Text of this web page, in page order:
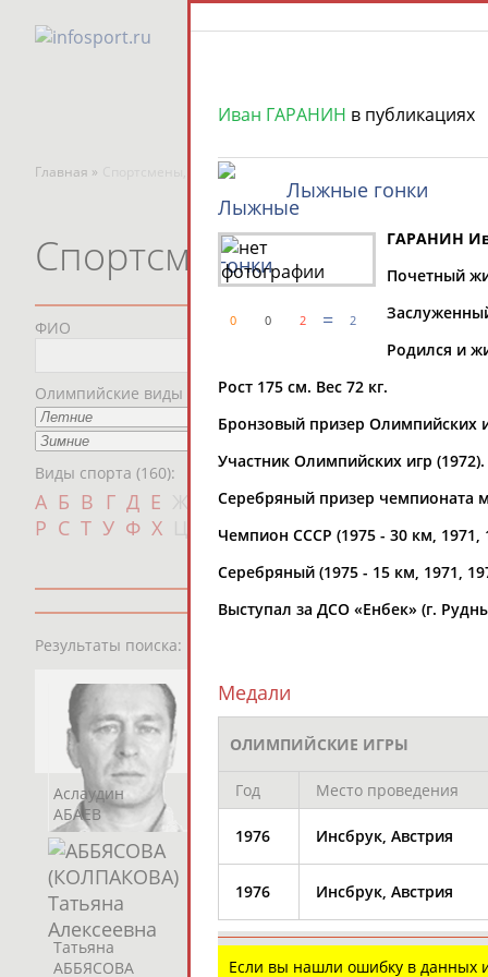
Главная » Спортсмены, тренеры и специалисты
Спортсмены, тренеры и
ФИО
Олимпийские виды спорта
Виды спорта (160):
А Б В Г Д Е И К Л М Н О П
Р С Т У Ф Х Ш Щ Э Ю Я
с
Результаты поиска:
Аслаудин
АБАЕВ
Елена
АБАИМОВА
Мария
АБАКУМОВА
Татьяна
АББЯСОВА
Акжана
АБДИКАРИМОВА
Артур
АБДРАХМАНОВ
Иван ГАРАНИН в публикациях
Лыжные гонки
0 0 2 = 2
ГАРАНИН
Почетный
Родился и
Рост 175 см. Вес 72 кг.
Бронзовый призер Олимпийских
Участник Олимпийских игр (1972).
Серебряный призер чемпионата
Чемпион СССР (1975 - 30 км, 1971,
Серебряный (1975 - 15 км, 1971,
Выступал за ДСО «Енбек» (г.
Медали
ОЛИМПИЙСКИЕ ИГРЫ
Год Место проведения
1976 Инсбрук, Австрия
1976 Инсбрук, Австрия
Если вы нашли ошибку в данных